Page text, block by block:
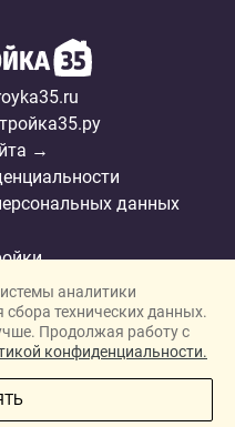
→
данных
МНЕ
аналитики
технических данных.
Продолжая работу с
конфиденциальности.